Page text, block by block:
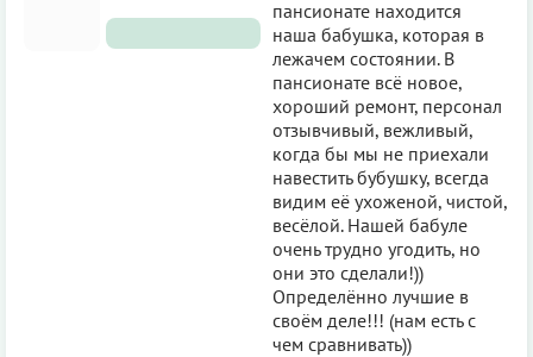
пансионате находится
наша бабушка, которая в
лежачем состоянии. В
пансионате всё новое,
хороший ремонт, персонал
отзывчивый, вежливый,
когда бы мы не приехали
навестить бубушку, всегда
видим её ухоженой, чистой,
весёлой. Нашей бабуле
очень трудно угодить, но
они это сделали!))
Определённо лучшие в
своём деле!!! (нам есть с
чем сравнивать))